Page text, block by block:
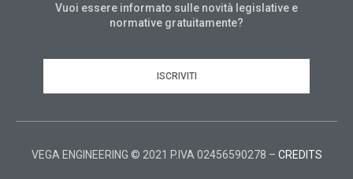
Vuoi essere informato sulle novità legislative e
normative gratuitamente?
ISCRIVITI
VEGA ENGINEERING © 2021 P.IVA 02456590278 – CREDITS